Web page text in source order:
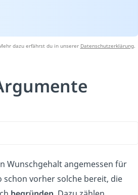
dazu erfährst du in unserer Datenschutzerklärung.
Wunschgehalt angemessen für
schon vorher solche bereit, die